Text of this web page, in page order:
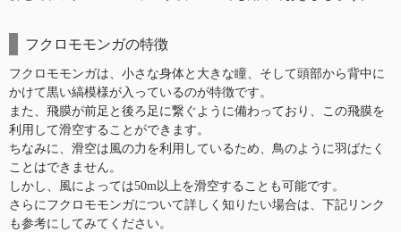
フクロモモンガの特徴
フクロモモンガは、小さな身体と大きな瞳、そして頭部から背中に
かけて黒い縞模様が入っているのが特徴です。
また、飛膜が前足と後ろ足に繋ぐように備わっており、この飛膜を
利用して滑空することができます。
ちなみに、滑空は風の力を利用しているため、鳥のように羽ばたく
ことはできません。
しかし、風によっては50m以上を滑空することも可能です。
さらにフクロモモンガについて詳しく知りたい場合は、下記リンク
も参考にしてみてください。